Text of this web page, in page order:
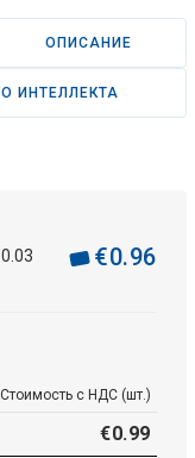
ОПИСАНИЕ
ИНТЕЛЛЕКТА
0.03
€0.96
Стоимость с НДС (шт.)
€0.99